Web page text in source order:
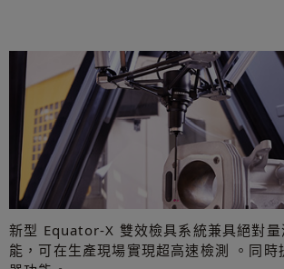
新型 Equator-X 雙效檢具系統兼具絕對量
能，可在生產現場實現超高速檢測 。同時